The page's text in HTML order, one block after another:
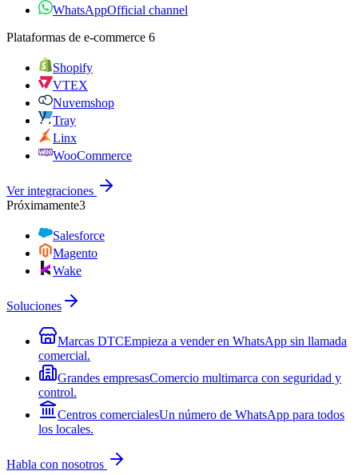
WhatsAppOfficial channel
Plataformas de e‑commerce 6
Shopify
VTEX
Nuvemshop
Tray
Linx
WooCommerce
Ver integraciones
Próximamente3
Salesforce
Magento
Wake
Soluciones
Marcas DTCEmpieza a vender en WhatsApp sin llamada
comercial.
Grandes empresasComercio multimarca con seguridad y
control.
Centros comercialesUn número de WhatsApp para todos
los locales.
Habla con nosotros